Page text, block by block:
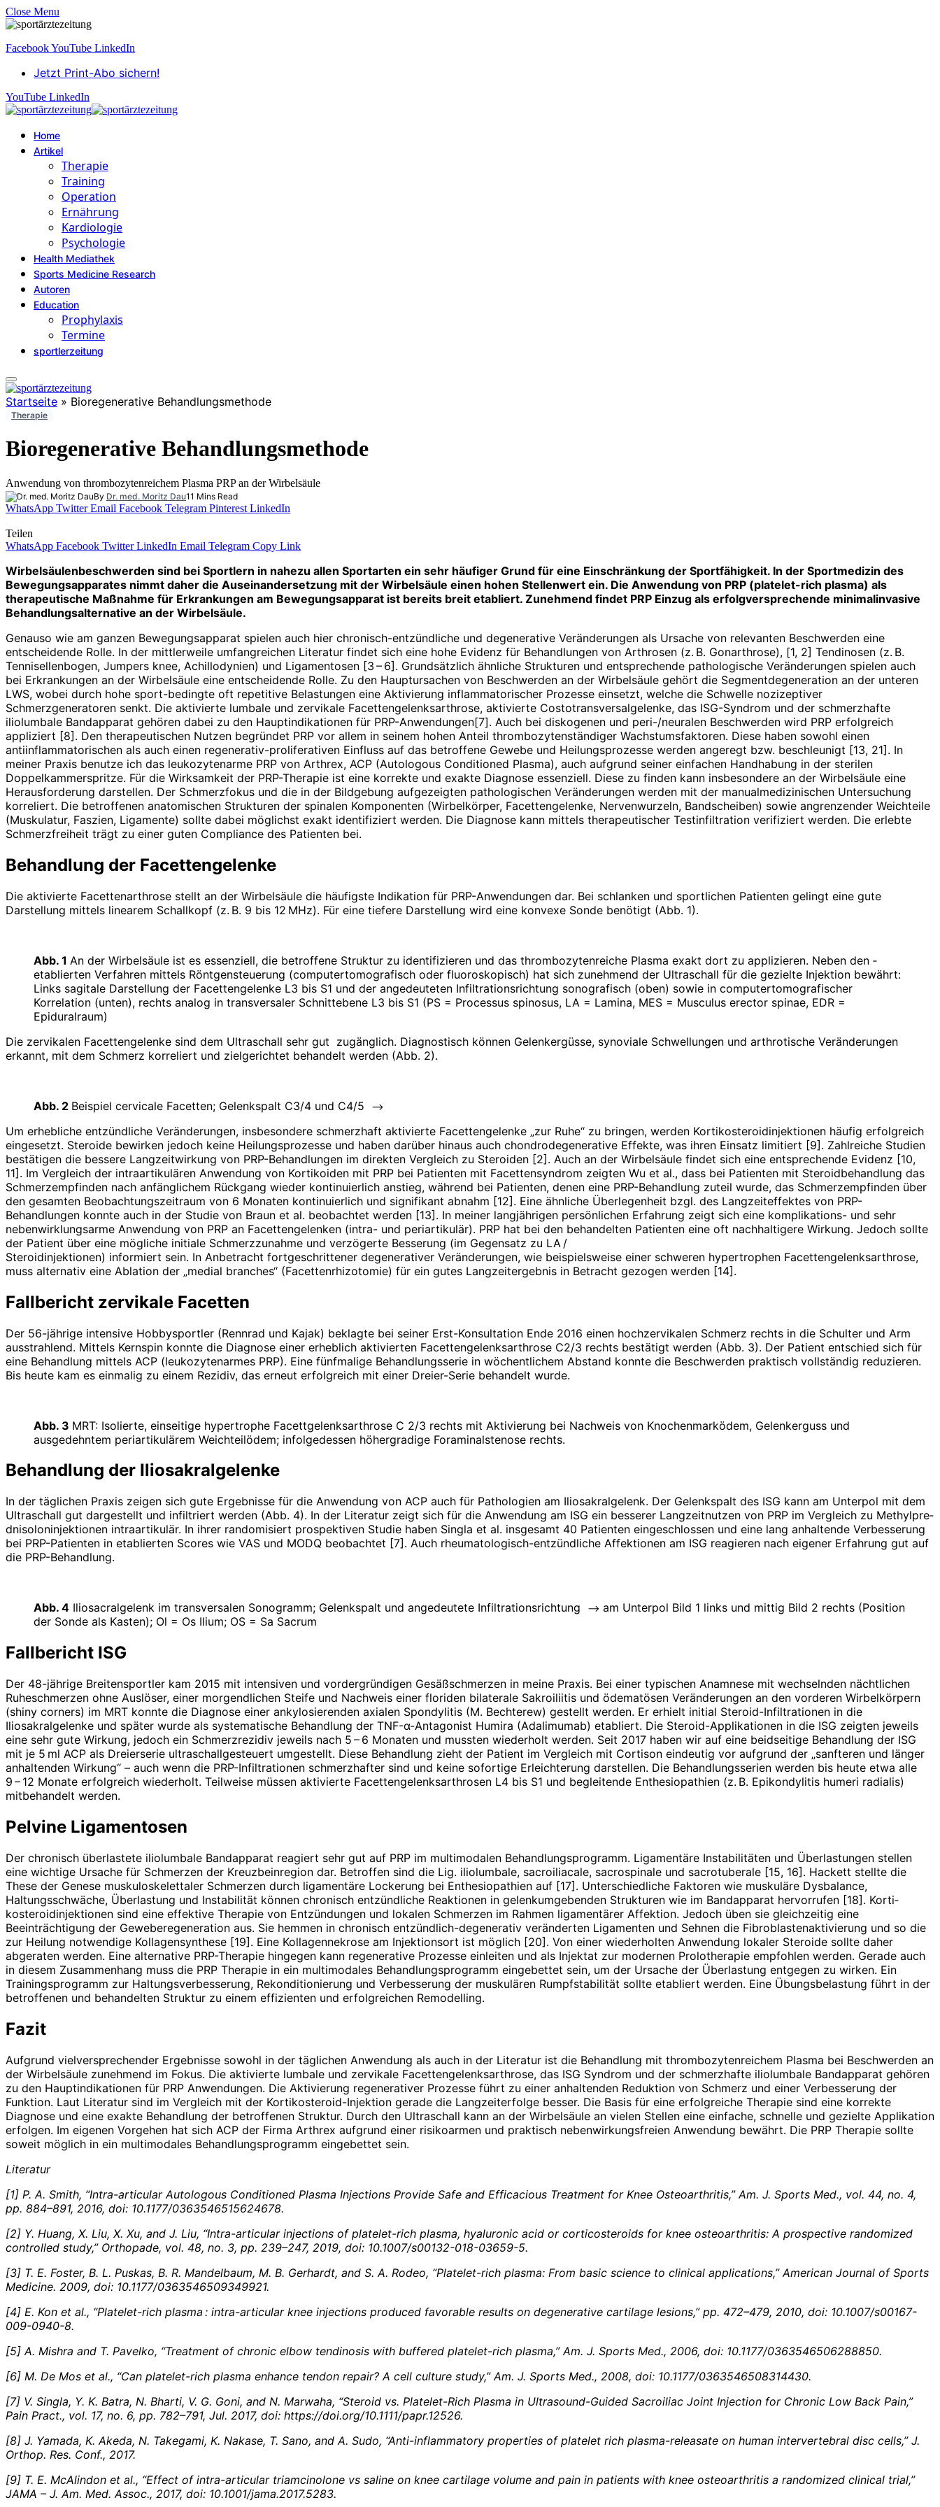
Close Menu
FacebookYouTube LinkedIn
Jetzt Print-Abo sichern!
YouTube LinkedIn
Home
Artikel
Therapie
Training
Operation
Ernährung
Kardiologie
Psychologie
Health Mediathek
Sports Medicine Research
Autoren
Education
Prophylaxis
Termine
sportlerzeitung
Startseite » Bioregenerative Behandlungsmethode
Therapie
Bioregenerative Behandlungsmethode
Anwendung von thrombozytenreichem Plasma PRP an der Wirbelsäule
By Dr. med. Moritz Dau11 Mins Read
WhatsApp Twitter Email Facebook Telegram Pinterest LinkedIn
Teilen
WhatsApp Facebook Twitter LinkedIn Email Telegram Copy Link
Wirbelsäulenbeschwerden sind bei Sportlern in nahezu allen Sportarten ein sehr häufiger Grund für eine Einschränkung der Sportfähigkeit. In der Sportmedizin des
Bewegungsapparates nimmt daher die Auseinandersetzung mit der Wirbelsäule einen hohen Stellenwert ein. Die Anwendung von PRP (platelet-rich plasma) als
therapeutische Maßnahme für Erkrankungen am Bewegungsapparat ist bereits breit etabliert. Zunehmend findet PRP Einzug als erfolgversprechende minimalinvasive
Behandlungsalternative an der Wirbelsäule.
Genauso wie am ganzen Bewegungsapparat spielen auch hier chronisch-entzündliche und degenerative Veränderungen als Ursache von relevanten Beschwerden eine
entscheidende Rolle. In der mittlerweile umfangreichen Literatur findet sich eine hohe Evidenz für Behandlungen von Arthrosen (z. B. Gonarthrose), [1, 2] Tendinosen (z. B.
Tennisellenbogen, Jumpers knee, Achillodynien) und Ligamentosen [3 – 6]. Grundsätzlich ähnliche Strukturen und entsprechende pathologische Veränderungen spielen auch
bei Erkrankungen an der Wirbelsäule eine entscheidende Rolle. Zu den Hauptursachen von Beschwerden an der Wirbelsäule gehört die Segmentdegeneration an der unteren
LWS, wobei durch hohe sport-bedingte oft repetitive Belastungen eine Aktivierung inflammatorischer Prozesse einsetzt, welche die Schwelle nozizeptiver
Schmerzgeneratoren senkt. Die aktivierte lumbale und zervikale Facettengelenksarthrose, aktivierte Costotransversalgelenke, das ISG-Syndrom und der schmerzhafte
iliolumbale Bandapparat gehören dabei zu den Hauptin­dikationen für PRP-Anwendungen[7]. Auch bei diskogenen und peri-/neu­ralen Beschwerden wird PRP erfolgreich
appliziert [8]. Den therapeu­tischen Nutzen begründet PRP vor allem in seinem hohen Anteil thrombozytenständiger Wachstumsfaktoren. Diese haben sowohl einen
antiinflammatorischen als auch einen regenerativ-­proliferativen Einfluss auf das betroffene Gewebe und Heilungsprozesse werden angeregt bzw. beschleunigt [13, 21]. In
meiner Praxis benutze ich das leukozytenarme PRP von Arthrex, ACP (Autologous Conditioned Plasma), auch aufgrund seiner einfachen Handhabung in der sterilen
Doppelkammerspritze. Für die Wirksamkeit der PRP-Therapie ist eine korrekte und exakte Diagnose essenziell. Diese zu finden kann insbesondere an der Wirbelsäule eine
Herausforderung darstellen. Der Schmerzfokus und die in der Bildgebung aufgezeigten pathologischen Veränderungen werden mit der manualmedizinischen Untersuchung
korreliert. Die betroffenen anatomischen Strukturen der spinalen Komponenten (Wirbelkörper, Facettengelenke, Nervenwurzeln, Bandscheiben) sowie angrenzender Weichteile
(Muskulatur, Faszien, Ligamente) sollte dabei möglichst exakt identifiziert werden. Die Diagnose kann mittels the­rapeutischer Testinfiltration verifiziert werden. Die erlebte
Schmerzfreiheit trägt zu einer guten Compliance des Patienten bei.
Behandlung der Facettengelenke
Die aktivierte Facettenarthrose stellt an der Wirbelsäule die häufigste Indikation für PRP-Anwendungen dar. Bei schlanken und sportlichen Patienten gelingt eine gute
Darstellung mittels linearem Schallkopf (z. B. 9 bis 12 MHz). Für eine tiefere Darstellung wird eine konvexe Sonde benötigt (Abb. 1).
Abb. 1 An der Wirbelsäule ist es essenziell, die betroffene Struktur zu identifizieren und das thrombozytenreiche Plasma exakt dort zu applizieren. Neben den ­
etablierten Verfahren mittels Röntgensteuerung (computertomografisch oder fluoroskopisch) hat sich zunehmend der Ultraschall für die gezielte Injektion bewährt:
Links sagitale Darstellung der Facettengelenke L3 bis S1 und der angedeuteten Infiltrationsrichtung sonografisch (oben) sowie in computertomografischer
Korrelation (unten), rechts analog in transversaler Schnittebene L3 bis S1 (PS = Processus spinosus, LA = Lamina, MES = Musculus erector spinae, EDR =
Epiduralraum)
Die zervikalen Facettengelenke sind dem Ultraschall sehr gut zugänglich. Diag­nostisch können Gelenkergüsse, synoviale Schwellungen und arthrotische Veränderungen
erkannt, mit dem Schmerz korreliert und zielgerichtet behandelt werden (Abb. 2).
Abb. 2 Beispiel cervicale Facetten; Gelenkspalt C3/4 und C4/5 –>
Um erhebliche entzündliche Veränderungen, insbesondere schmerzhaft aktivierte Facettengelenke „zur Ruhe“ zu bringen, werden Kortikosteroidinjektionen häufig erfolgreich
ein­gesetzt. Steroide bewirken jedoch keine Heilungsprozesse und haben darüber hinaus auch chondrodegenerative Effekte, was ihren Einsatz limitiert [9]. Zahlreiche Studien
bestätigen die bessere Langzeitwirkung von PRP-Behandlungen im direkten Vergleich zu Steroiden [2]. Auch an der Wirbelsäule findet sich eine entsprechende Evidenz [10,
11]. Im Vergleich der intraartikulären Anwendung von Kortikoiden mit PRP bei Patienten mit Facettensyndrom zeigten Wu et al., dass bei Patienten mit Steroidbehandlung das
Schmerzempfinden nach anfänglichem Rückgang wieder kontinuierlich anstieg, während bei Patienten, denen eine PRP-Behandlung zuteil wurde, das Schmerzempfinden über
den gesamten Beobachtungszeitraum von 6 Monaten kontinuierlich und signifikant abnahm [12]. Eine ähnliche Überlegenheit bzgl. des Langzeiteffektes von PRP-
Behandlungen konnte auch in der Studie von Braun et al. beobachtet werden [13]. In meiner langjährigen persönlichen Erfahrung zeigt sich eine komplikations- und sehr
nebenwirklungsarme Anwendung von PRP an ­Facettengelenken (intra- und periartikulär). PRP hat bei den behandelten Patienten eine oft nachhaltigere Wirkung. ­Jedoch sollte
der Patient über eine mögliche initiale Schmerzzunahme und verzögerte Besserung (im Gegensatz zu LA /
Steroidinjektionen) informiert sein. In Anbetracht fortgeschrittener degenera­tiver Veränderungen, wie beispielsweise einer schweren hypertrophen Facettengelenksarthrose,
muss alternativ eine Ablation der „medial branches“ (Facetten­rhizotomie) für ein gutes Lang­zeitergebnis in Betracht gezogen werden [14].
Fallbericht zervikale Facetten
Der 56-jährige intensive Hobbysportler (Rennrad und Kajak) beklagte bei seiner Erst-Konsultation Ende 2016 einen hochzervikalen Schmerz rechts in die Schulter und Arm
ausstrahlend. Mittels Kernspin konnte die Diagnose einer ­erheblich aktivierten Facettengelenksarthrose C2/3 rechts bestätigt werden (Abb. 3). Der Patient entschied sich für
eine Behandlung mittels ACP (leukozytenarmes PRP). Eine fünfmalige Behandlungsserie in wöchentlichem Abstand konnte die Beschwerden praktisch vollständig reduzieren.
Bis heute kam es einmalig zu einem Rezidiv, das erneut erfolgreich mit einer Dreier-Serie behandelt wurde.
Abb. 3 MRT: Isolierte, einseitige hypertrophe Facettgelenks­arthrose C 2/3 rechts mit Aktivierung bei Nachweis von Knochenmarködem, Gelenkerguss und
ausgedehntem periartikulärem Weichteilödem; infolgedessen höhergradige Foraminalstenose rechts.
Behandlung der Iliosakralgelenke
In der täglichen Praxis zeigen sich gute Ergebnisse für die Anwendung von ACP auch für Pathologien am Iliosakral­gelenk. Der Gelenkspalt des ISG kann am Unterpol mit dem
Ultraschall gut dargestellt und infiltriert werden (Abb. 4). In der Literatur zeigt sich für die Anwendung am ISG ein besserer Langzeitnutzen von PRP im Vergleich zu Methyl­pre­
dnisoloninjektionen intraartikulär. In ihrer randomisiert prospektiven Studie haben Singla et al. insgesamt 40 Patienten eingeschlossen und eine lang anhaltende Verbesserung
bei PRP-Patienten in etablierten Scores wie VAS und MODQ beobachtet [7]. Auch rheumatologisch-entzündliche Affektionen am ISG reagieren nach eigener Erfahrung gut auf
die PRP-Behandlung.
Abb. 4 Iliosacralgelenk im transversalen Sonogramm; Gelenkspalt und angedeutete Infiltrationsrichtung –> am Unterpol Bild 1 links und mittig Bild 2 rechts (Position
der Sonde als Kasten); Ol = Os Ilium; OS = Sa Sacrum
Fallbericht ISG
Der 48-jährige Breitensportler kam 2015 mit intensiven und vordergründigen Gesäßschmerzen in meine Praxis. Bei einer typischen Anamnese mit wechselnden nächtlichen
Ruheschmerzen ohne Auslöser, einer morgendlichen Steife und Nachweis einer floriden ­bilaterale Sakroiliitis und ödematösen Veränderungen an den vorderen Wirbelkörpern
(shiny corners) im MRT konnte die Diagnose einer ankylosierenden axialen Spondylitis (M. Bechterew) gestellt werden. Er erhielt initial Steroid-Infiltrationen in die
Iliosakralgelenke und später wurde als systematische Behandlung der TNF-α-Antagonist Humira (Adalimumab) etabliert. Die Steroid-Applikationen in die ISG zeigten jeweils
eine sehr gute Wirkung, jedoch ein Schmerzrezidiv jeweils nach 5 – 6 Monaten und mussten wiederholt werden. Seit 2017 haben wir auf eine beidseitige Behandlung der ISG
mit je 5 ml ACP als Dreierserie ultraschall­gesteuert umgestellt. Diese Behandlung zieht der Patient im Vergleich mit Cortison eindeutig vor aufgrund der „sanfteren und länger
anhaltenden Wirkung“ – auch wenn die PRP-Infiltrationen schmerzhafter sind und keine sofortige Erleichterung darstellen. Die Behandlungs­serien werden bis heute etwa alle
9 – 12 Monate erfolgreich wiederholt. Teilweise müssen aktivierte Facettengelenksarthrosen L4 bis S1 und begleitende Enthesiopathien (z. B. Epikondylitis humeri radialis)
mitbehandelt werden.
Pelvine Ligamentosen
Der chronisch überlastete iliolumbale Bandapparat reagiert sehr gut auf PRP im multimodalen Behandlungsprogramm. Ligamentäre Instabilitäten und Überlastungen stellen
eine wichtige Ursache für Schmerzen der Kreuzbeinregion dar. Betroffen sind die Lig. iliolumbale, sacroiliacale, sacrospinale und sacrotuberale [15, 16]. Hackett stellte die
These der Genese muskuloskelettaler Schmerzen durch ligamentäre Lockerung bei Enthesiopathien auf [17]. Unterschiedliche Faktoren wie muskuläre Dys­balance,
Haltungsschwäche, Überlastung und Instabilität können chronisch entzündliche Reaktionen in gelenkumgebenden Strukturen wie im Bandapparat hervorrufen [18]. Kor­ti­
kosteroidinjektionen sind eine effektive Therapie von Entzündungen und lokalen Schmerzen im Rahmen ligamen­tärer Affektion. Jedoch üben sie gleichzeitig eine
Beeinträchtigung der Geweberegeneration aus. Sie hemmen in chronisch entzündlich-degenerativ veränderten Ligamenten und Sehnen die Fibroblastenaktivierung und so die
zur Heilung notwendige Kollagensynthese [19]. Eine Kollagennekrose am Injektionsort ist möglich [20]. Von einer wiederholten Anwendung lokaler Steroide sollte daher
abgeraten werden. Eine alternative PRP-Therapie hingegen kann regenerative Prozesse einleiten und als Injektat zur modernen Prolotherapie empfohlen werden. Gerade auch
in diesem Zusammenhang muss die PRP Therapie in ein multimodales Behandlungsprogramm eingebettet sein, um der Ursache der Überlastung entgegen zu wirken. Ein
Trainingsprogramm zur Haltungsverbesserung, Rekonditionierung und Verbesserung der muskulären Rumpfstabilität sollte etabliert werden. Eine Übungsbelastung führt in der
betroffenen und behandelten Struktur zu einem effizienten und erfolgreichen Remodelling.
Fazit
Aufgrund vielversprechender Ergebnisse sowohl in der täglichen Anwendung als auch in der Literatur ist die Behandlung mit thrombozytenreichem Plasma bei Beschwerden an
der Wirbelsäule zunehmend im Fokus. Die aktivierte lumbale und zervikale Facettengelenksarthrose, das ISG Syndrom und der schmerzhafte iliolumbale Band­apparat gehören
zu den Hauptindi­­­­ka­tionen für PRP Anwendungen. Die Akti­vierung regenerativer Prozesse führt zu einer anhaltenden Reduktion von Schmerz und einer Verbesserung der
Funktion. Laut Literatur sind im Vergleich mit der Kortikosteroid-Injektion gerade die Langzeiterfolge besser. Die Basis für eine erfolgreiche Therapie sind eine korrekte
Diagnose und eine exakte Behandlung der betroffenen Struktur. Durch den Ultraschall kann an der Wirbelsäule an vielen Stellen eine einfache, schnelle und gezielte Applikation
erfolgen. Im eigenen Vorgehen hat sich ACP der Firma Arthrex aufgrund einer risikoarmen und praktisch nebenwirkungsfreien Anwendung bewährt. Die PRP Therapie sollte
soweit möglich in ein multimodales Behandlungsprogramm eingebettet sein.
Literatur
[1] P. A. Smith, “Intra-articular Autologous Conditioned Plasma Injections Provide Safe and Efficacious Treatment for Knee Osteoarthritis,” Am. J. Sports Med., vol. 44, no. 4,
pp. 884–891, 2016, doi: 10.1177/0363546515624678.
[2] Y. Huang, X. Liu, X. Xu, and J. Liu, “Intra-articular injections of platelet-rich plasma, hyaluronic acid or corticosteroids for knee osteoarthritis: A prospective randomized
controlled study,” Orthopade, vol. 48, no. 3, pp. 239–247, 2019, doi: 10.1007/s00132-018-03659-5.
[3] T. E. Foster, B. L. Puskas, B. R. Mandelbaum, M. B. Gerhardt, and S. A. Rodeo, “Platelet-rich plasma: From basic science to clinical applications,” American Journal of Sports
Medicine. 2009, doi: 10.1177/0363546509349921.
[4] E. Kon et al., “Platelet-rich plasma : intra-articular knee injections produced favorable results on degenerative cartilage lesions,” pp. 472–479, 2010, doi: 10.1007/s00167-
009-0940-8.
[5] A. Mishra and T. Pavelko, “Treatment of chronic elbow tendinosis with buffered platelet-rich plasma,” Am. J. Sports Med., 2006, doi: 10.1177/0363546506288850.
[6] M. De Mos et al., “Can platelet-rich plasma enhance tendon repair? A cell culture study,” Am. J. Sports Med., 2008, doi: 10.1177/0363546508314430.
[7] V. Singla, Y. K. Batra, N. Bharti, V. G. Goni, and N. Marwaha, “Steroid vs. Platelet-Rich Plasma in Ultrasound-Guided Sacroiliac Joint Injection for Chronic Low Back Pain,”
Pain Pract., vol. 17, no. 6, pp. 782–791, Jul. 2017, doi: https://doi.org/10.1111/papr.12526.
[8] J. Yamada, K. Akeda, N. Takegami, K. Nakase, T. Sano, and A. Sudo, “Anti-inflammatory properties of platelet rich plasma-releasate on human intervertebral disc cells,” J.
Orthop. Res. Conf., 2017.
[9] T. E. McAlindon et al., “Effect of intra-articular triamcinolone vs saline on knee cartilage volume and pain in patients with knee osteoarthritis a randomized clinical trial,”
JAMA – J. Am. Med. Assoc., 2017, doi: 10.1001/jama.2017.5283.